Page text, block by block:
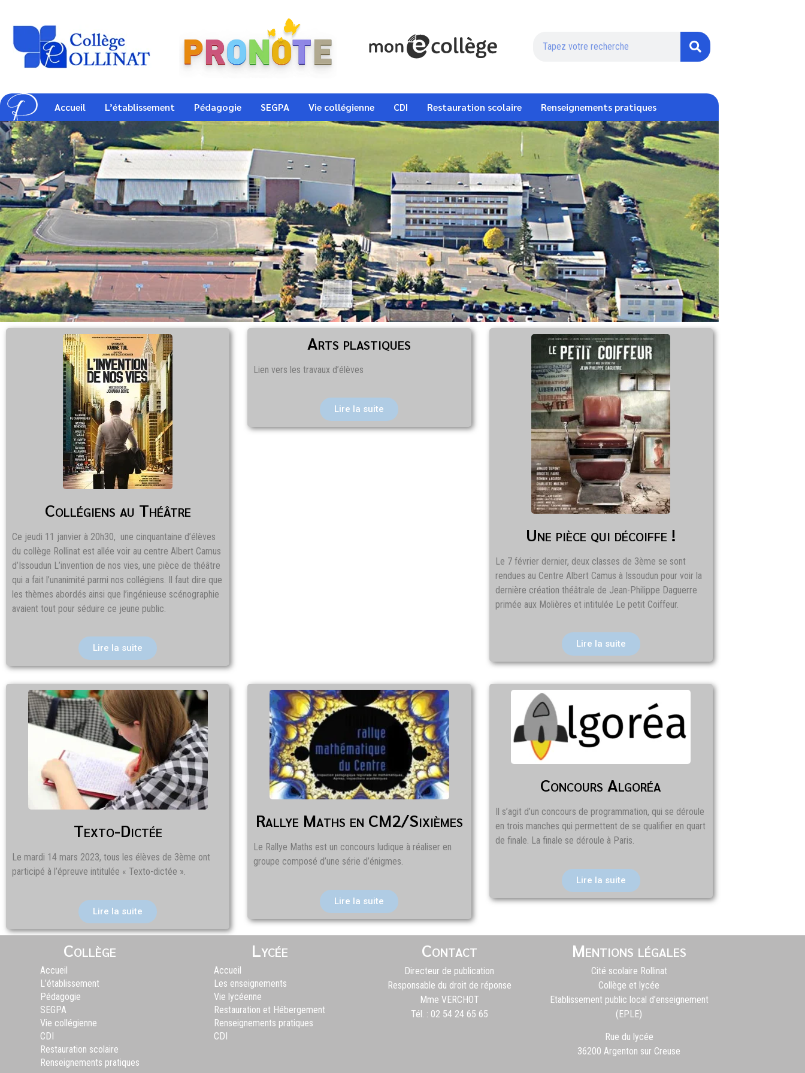
Accueil L’établissement Pédagogie SEGPA Vie collégienne CDI Restauration scolaire Renseignements pratiques
Collégiens au Théâtre
Ce jeudi 11 janvier à 20h30, une cinquantaine d’élèves
du collège Rollinat est allée voir au centre Albert Camus
d’Issoudun L’invention de nos vies, une pièce de théâtre
qui a fait l’unanimité parmi nos collégiens. Il faut dire que
les thèmes abordés ainsi que l’ingénieuse scénographie
avaient tout pour séduire ce jeune public.
Lire la suite
Arts plastiques
Lien vers les travaux d’élèves
Lire la suite
Une pièce qui décoiffe !
Le 7 février dernier, deux classes de 3ème se sont
rendues au Centre Albert Camus à Issoudun pour voir la
dernière création théâtrale de Jean-Philippe Daguerre
primée aux Molières et intitulée Le petit Coiffeur.
Lire la suite
Texto-Dictée
Le mardi 14 mars 2023, tous les élèves de 3ème ont
participé à l’épreuve intitulée « Texto-dictée ».
Lire la suite
Rallye Maths en CM2/Sixièmes
Le Rallye Maths est un concours ludique à réaliser en
groupe composé d’une série d’énigmes.
Lire la suite
Concours Algoréa
Il s’agit d’un concours de programmation, qui se déroule
en trois manches qui permettent de se qualifier en quart
de finale. La finale se déroule à Paris.
Lire la suite
Collège
Accueil
L’établissement
Pédagogie
SEGPA
Vie collégienne
CDI
Restauration scolaire
Renseignements pratiques
Lycée
Accueil
Les enseignements
Vie lycéenne
Restauration et Hébergement
Renseignements pratiques
CDI
Contact
Directeur de publication
Responsable du droit de réponse
Mme VERCHOT
Tél. : 02 54 24 65 65
Mentions légales
Cité scolaire Rollinat
Collège et lycée
Etablissement public local d’enseignement
(EPLE)
Rue du lycée
36200 Argenton sur Creuse